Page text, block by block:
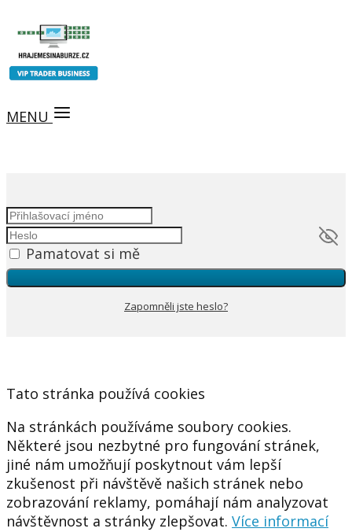
MENU
Pamatovat si mě
Zapomněli jste heslo?
Tato stránka používá cookies
Na stránkách používáme soubory cookies.
Některé jsou nezbytné pro fungování stránek,
jiné nám umožňují poskytnout vám lepší
zkušenost při návštěvě našich stránek nebo
zobrazování reklamy, pomáhají nám analyzovat
návštěvnost a stránky zlepšovat. Více informací